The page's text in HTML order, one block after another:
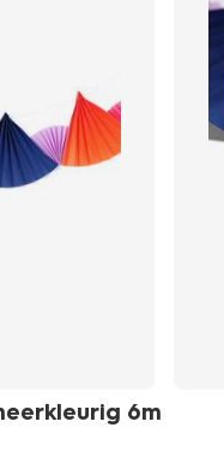
6m